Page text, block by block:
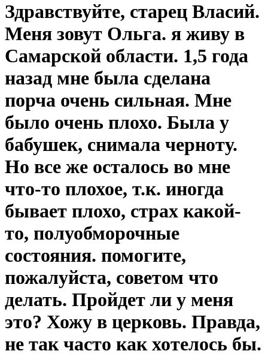
Здравствуйте, старец Власий.
Меня зовут Ольга. я живу в
Самарской области. 1,5 года
назад мне была сделана
порча очень сильная. Мне
было очень плохо. Была у
бабушек, снимала черноту.
Но все же осталось во мне
что-то плохое, т.к. иногда
бывает плохо, страх какой-
то, полуобморочные
состояния. помогите,
пожалуйста, советом что
делать. Пройдет ли у меня
это? Хожу в церковь. Правда,
не так часто как хотелось бы.